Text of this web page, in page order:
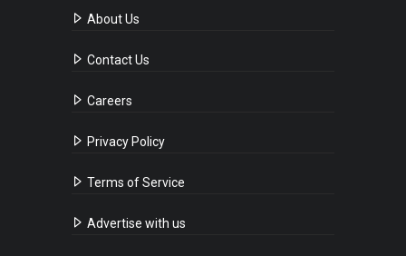
About Us
Contact Us
Careers
Privacy Policy
Terms of Service
Advertise with us